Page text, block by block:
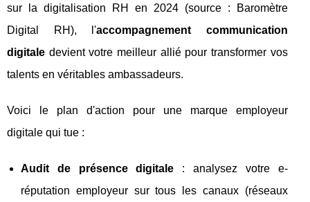
sur la digitalisation RH en 2024 (source : Baromètre
Digital RH), l'accompagnement communication
digitale devient votre meilleur allié pour transformer vos
talents en véritables ambassadeurs.
Voici le plan d'action pour une marque employeur
digitale qui tue :
Audit de présence digitale : analysez votre e-
réputation employeur sur tous les canaux (réseaux